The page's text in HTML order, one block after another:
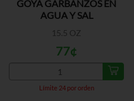
GOYA GARBANZOS EN
AGUA Y SAL
15.5 OZ
Límite 24 por orden
77¢